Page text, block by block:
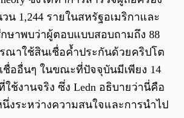
น 1,244 รายในสหรัฐอเมริกาและ
กษาพบว่าผู้ตอบแบบสอบถามถึง 88
ณาใช้สินเชื่อค้ำประกันด้วยคริปโต
ออื่นๆ ในขณะที่ปัจจุบันมีเพียง 14
ใช้งานจริง ซึ่ง Ledn อธิบายว่านี่คือ
งระหว่างความสนใจและการนำไป